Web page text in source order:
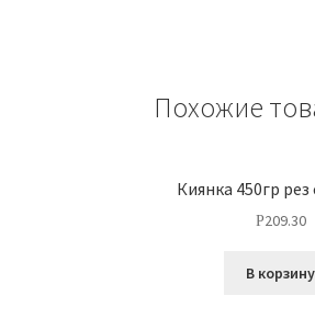
Похожие
Киянка 450гр рез
Р209.30
В корзину